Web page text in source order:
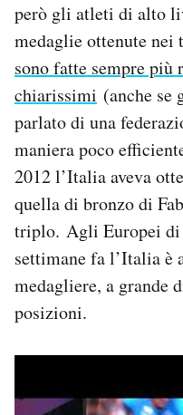
però gli atleti di alto
medaglie ottenute
sono fatte sempre più
chiarissimi (anche se
parlato di una
maniera poco
2012 l’Italia aveva
quella di bronzo di
triplo. Agli Europei di
settimane fa l’Italia è
medagliere, a grande
posizioni.